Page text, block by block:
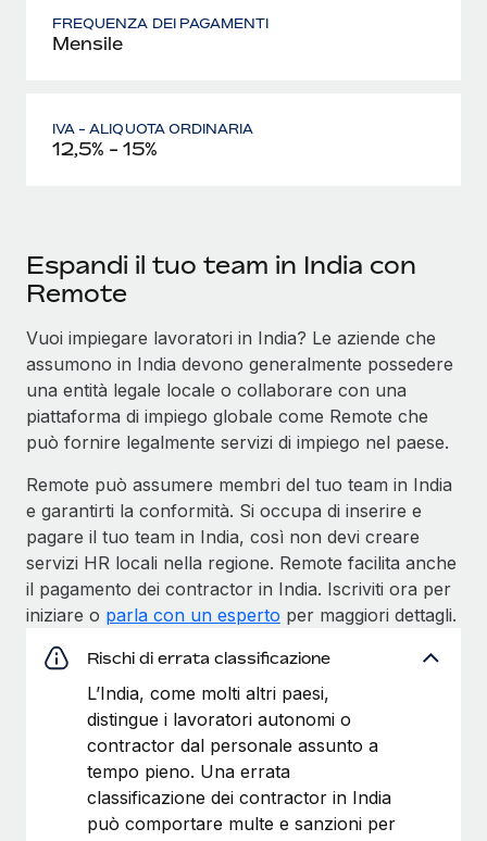
FREQUENZA DEI PAGAMENTI
Mensile
IVA - ALIQUOTA ORDINARIA
12,5% - 15%
Espandi il tuo team in India con
Remote
Vuoi impiegare lavoratori in India? Le aziende che
assumono in India devono generalmente possedere
una entità legale locale o collaborare con una
piattaforma di impiego globale come Remote che
può fornire legalmente servizi di impiego nel paese.
Remote può assumere membri del tuo team in India
e garantirti la conformità. Si occupa di inserire e
pagare il tuo team in India, così non devi creare
servizi HR locali nella regione. Remote facilita anche
il pagamento dei contractor in India. Iscriviti ora per
iniziare o parla con un esperto per maggiori dettagli.
Rischi di errata classificazione
L’India, come molti altri paesi,
distingue i lavoratori autonomi o
contractor dal personale assunto a
tempo pieno. Una errata
classificazione dei contractor in India
può comportare multe e sanzioni per